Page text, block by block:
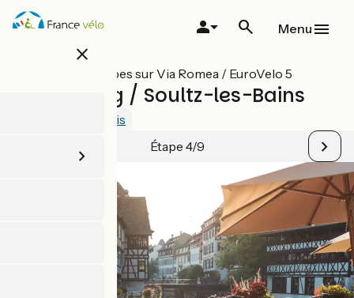
Aller
au
close
Menu
Toutes les étapes sur Via Romea / EuroVelo 5
Strasbourg / Soultz-les-Bains
Voir 3 avis
Étape 4/9